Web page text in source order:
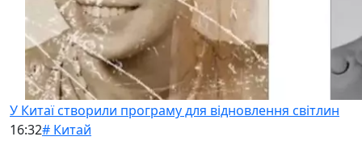
У Китаї створили програму для відновлення світлин
16:32# Китай